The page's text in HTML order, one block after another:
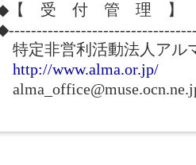
【 受 付 管 理 】
特定非営利活動法人アル
http://www.alma.or.jp/